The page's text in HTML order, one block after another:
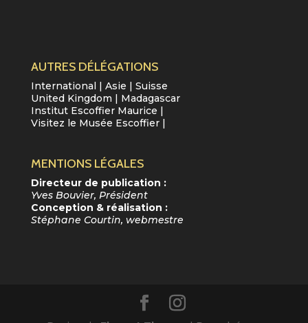
AUTRES DÉLÉGATIONS
International | Asie | Suisse
United Kingdom | Madagascar
Institut Escoffier Maurice |
Visitez le Musée Escoffier|
MENTIONS LÉGALES
Directeur de publication :
Yves Bouvier, Président
Conception & réalisation :
Stéphane Courtin, webmestre